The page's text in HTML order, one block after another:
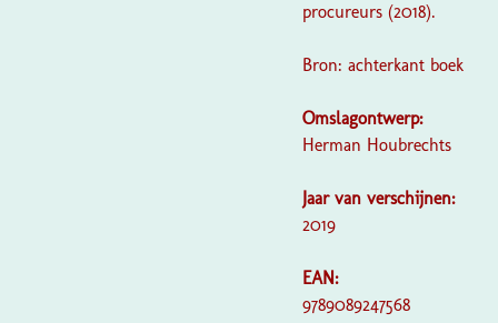
procureurs (2018).
Bron: achterkant boek
Omslagontwerp:
Herman Houbrechts
Jaar van verschijnen:
2019
EAN:
9789089247568